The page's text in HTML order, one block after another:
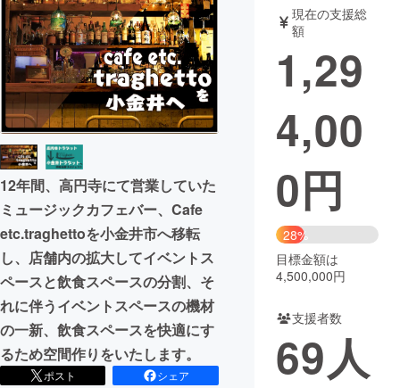
アート・写真 音楽
テクノロジー・ガジェット ゲーム・サ
映像・映画
まちづくり・地域活性化
CAMPFIRE for Social Good
CAMPFIRE Creation
CAMPFIREふるさと納税machi-ya コミュニティ
12年間、高円寺にて営業していた
ミュージックカフェバー、Cafe
etc.traghettoを小金井市へ移転
し、店舗内の拡大してイベントス
ペースと飲食スペースの分割、そ
れに伴うイベントスペースの機材
の一新、飲食スペースを快適にす
るため空間作りをいたします。
ポスト
シェア
現在の支援総
額
1,29
4,00
0円
28%
目標金額は
4,500,000円
支援者数
69人